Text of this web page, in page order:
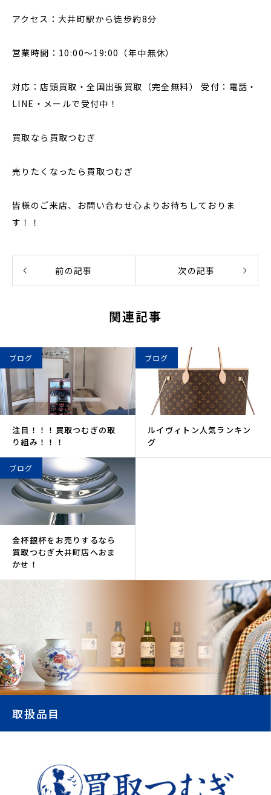
アクセス：大井町駅から徒歩約8分
営業時間：10:00〜19:00（年中無休）
対応：店頭買取・全国出張買取（完全無料） 受付：電話・
LINE・メールで受付中！
買取なら買取つむぎ
売りたくなったら買取つむぎ
皆様のご来店、お問い合わせ心よりお待ちしておりま
す！！
前の記事 次の記事
関連記事
ブログ
注目！！！買取つむぎの取
り組み！！！
ブログ
ルイヴィトン人気ランキン
グ
ブログ
金杯銀杯をお売りするなら
買取つむぎ大井町店へおま
かせ！
取扱品目